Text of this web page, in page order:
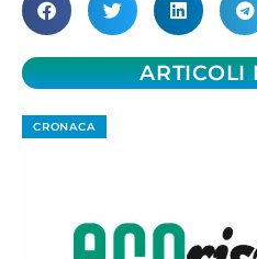
ARTICOLI
CRONACA